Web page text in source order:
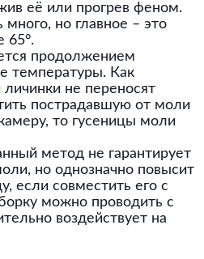
её или прогрев феном.
но главное – это
65°.
продолжением
температуры. Как
не переносят
пострадавшую от моли
то гусеницы моли
метод не гарантирует
но однозначно повысит
если совместить его с
можно проводить с
воздействует на